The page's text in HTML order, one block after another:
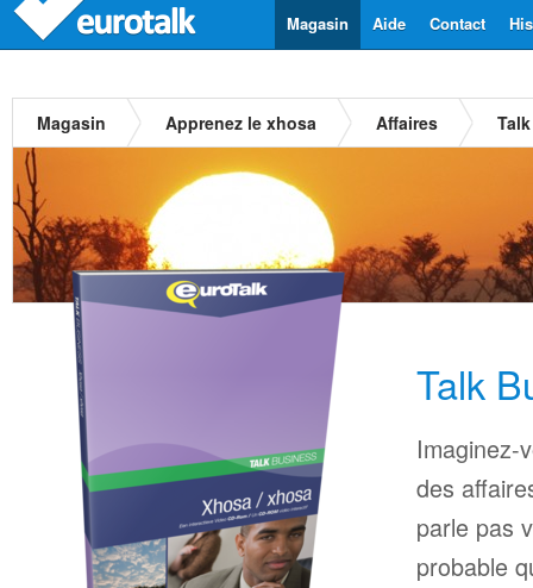
Contact
Aide
Magasin
Magasin Apprenez le xhosa Affaires
Talk
Imaginez-
des
parle pas
probable